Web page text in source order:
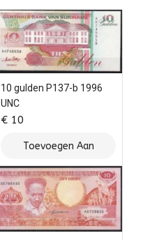
10 gulden P137-b 1996
UNC
€ 10
Toevoegen Aan
Winkelwagen